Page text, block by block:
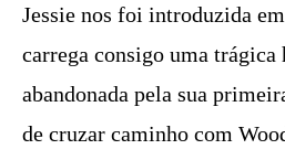
Jessie nos foi introduzida em
carrega consigo uma
abandonada pela sua
de cruzar caminho com